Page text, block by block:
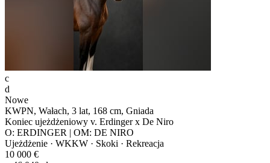
c
d
Nowe
KWPN, Wałach, 3 lat, 168 cm, Gniada
Koniec ujeżdżeniowy v. Erdinger x De Niro
O: ERDINGER | OM: DE NIRO
Ujeżdżenie · WKKW · Skoki · Rekreacja
10 000 €